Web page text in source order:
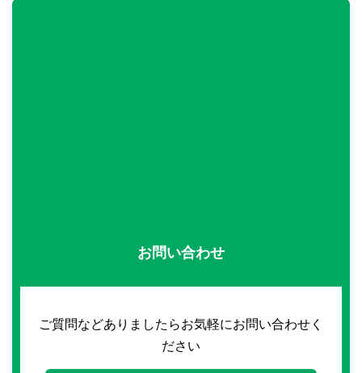
お問い合わせ
ご質問などありましたらお気軽にお問い合わせく
ださい